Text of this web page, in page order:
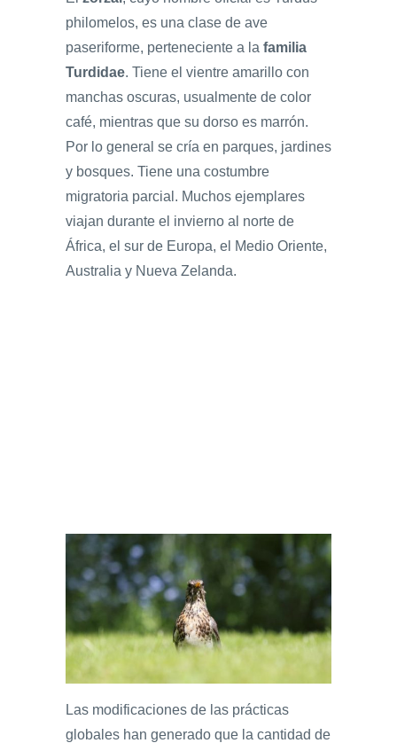
philomelos, es una clase de ave
paseriforme, perteneciente a la familia
Turdidae. Tiene el vientre amarillo con
manchas oscuras, usualmente de color
café, mientras que su dorso es marrón.
Por lo general se cría en parques, jardines
y bosques. Tiene una costumbre
migratoria parcial. Muchos ejemplares
viajan durante el invierno al norte de
África, el sur de Europa, el Medio Oriente,
Australia y Nueva Zelanda.
Las modificaciones de las prácticas
globales han generado que la cantidad de